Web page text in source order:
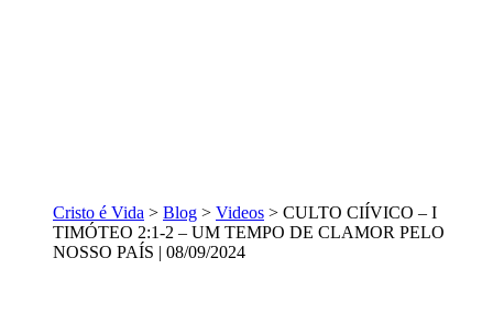
Cristo é Vida > Blog > Videos > CULTO CIÍVICO – I
TIMÓTEO 2:1-2 – UM TEMPO DE CLAMOR PELO
NOSSO PAÍS | 08/09/2024